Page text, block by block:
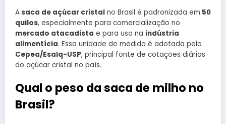
Asaca de açúcar cristal no Brasil é padronizada em 50
quilos, especialmente para comercialização no
mercado atacadista e para uso na indústria
alimentícia. Essa unidade de medida é adotada pelo
Cepea/Esalq-USP, principal fonte de cotações diárias
do açúcar cristal no país.
Qual o peso da saca de milho no
Brasil?